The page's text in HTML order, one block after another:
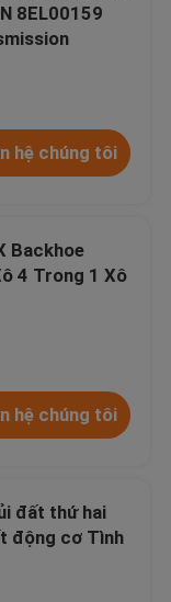
8EL00159
hệ chúng tôi
Backhoe
4 Trong 1 Xô
hệ chúng tôi
đất thứ hai
động cơ Tình